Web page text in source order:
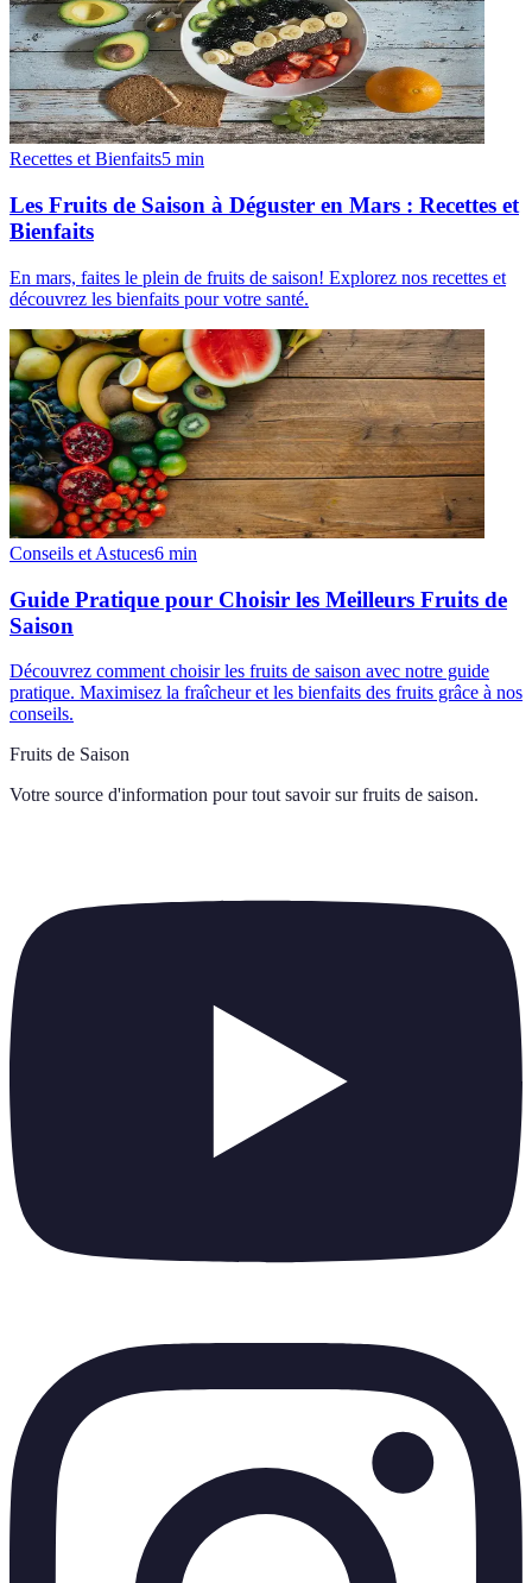
Recettes et Bienfaits5 min
Les Fruits de Saison à Déguster en Mars : Recettes et
Bienfaits
En mars, faites le plein de fruits de saison! Explorez nos recettes et
découvrez les bienfaits pour votre santé.
Conseils et Astuces6 min
Guide Pratique pour Choisir les Meilleurs Fruits de
Saison
Découvrez comment choisir les fruits de saison avec notre guide
pratique. Maximisez la fraîcheur et les bienfaits des fruits grâce à nos
conseils.
Fruits de Saison
Votre source d'information pour tout savoir sur fruits de saison.